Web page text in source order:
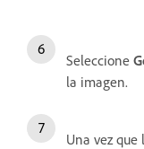
Seleccione
la imagen.
Una vez que